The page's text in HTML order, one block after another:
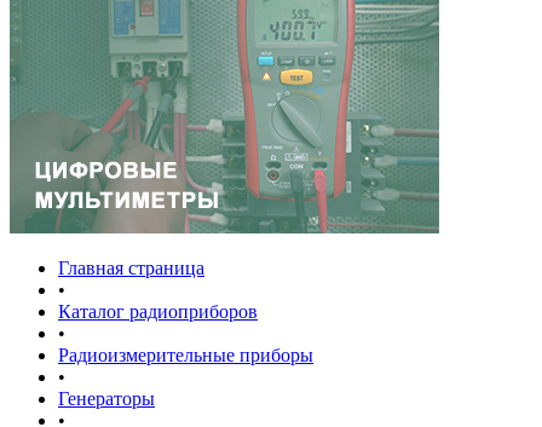
Главная страница
•
Каталог радиоприборов
•
Радиоизмерительные приборы
•
Генераторы
•